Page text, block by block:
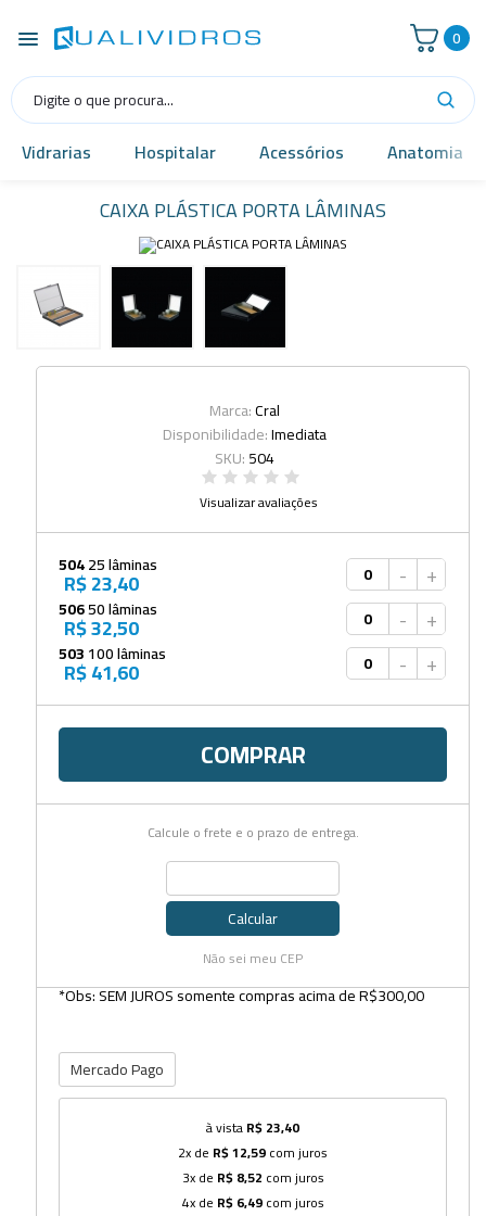
0
Vidrarias Hospitalar Acessórios Anatomia
CAIXA PLÁSTICA PORTA LÂMINAS
Marca:Cral
Disponibilidade:Imediata
SKU:504
Visualizar avaliações
50425 lâminas
R$ 23,40 - +
50650 lâminas
R$ 32,50 - +
503100 lâminas
R$ 41,60 - +
COMPRAR
Calcule o frete e o prazo de entrega.
Calcular
Não sei meu CEP
*Obs: SEM JUROS somente compras acima de R$300,00
Mercado Pago
à vistaR$ 23,40
2x de R$ 12,59com juros
3x de R$ 8,52 com juros
4x de R$ 6,49com juros